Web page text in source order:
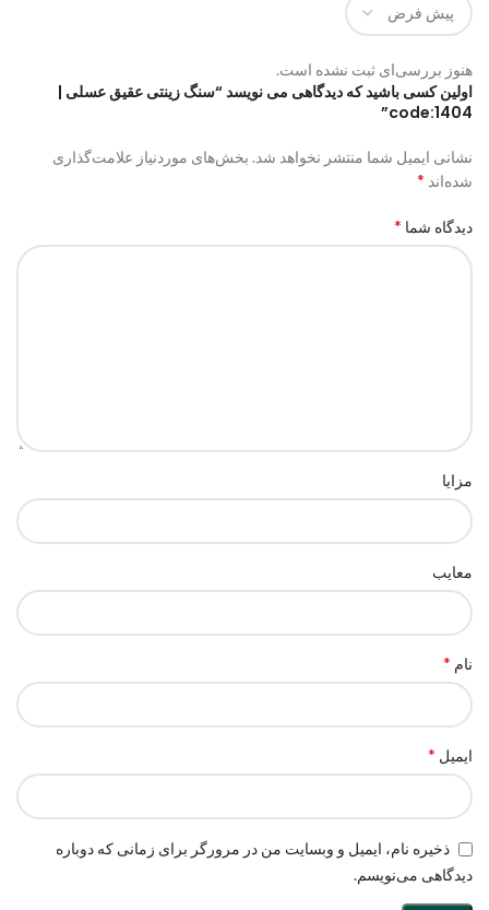
هنوز بررسی‌ای ثبت نشده است.
اولین کسی باشید که دیدگاهی می نویسد “سنگ زینتی عقیق عسلی |
code:1404”
نشانی ایمیل شما منتشر نخواهد شد. بخش‌های موردنیاز علامت‌گذاری
شده‌اند *
دیدگاه شما *
مزایا
معایب
نام *
ایمیل *
ذخیره نام، ایمیل و وبسایت من در مرورگر برای زمانی که دوباره
دیدگاهی می‌نویسم.